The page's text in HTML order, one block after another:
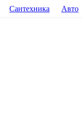
Сантехника Авто